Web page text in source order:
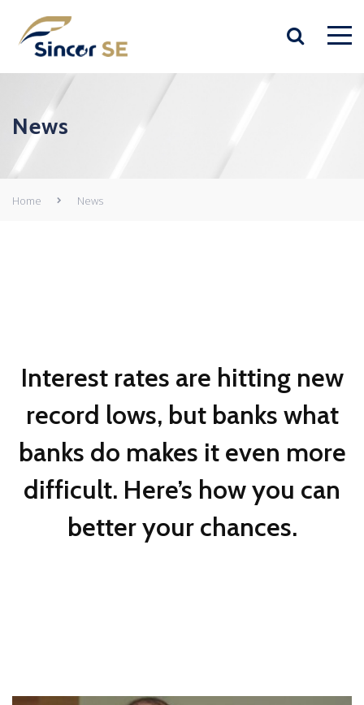
News
Home News
Interest rates are hitting new
record lows, but banks what
banks do makes it even more
difficult. Here’s how you can
better your chances.